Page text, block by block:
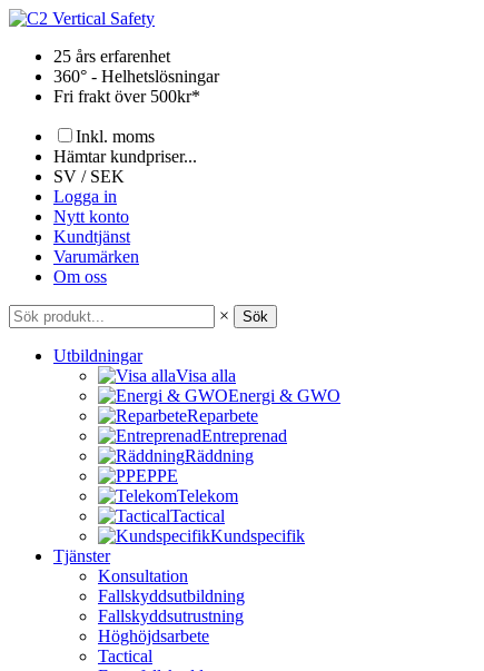
Hoppa
innehåll25 års erfarenhet
360° - Helhetslösningar
Fri frakt över 500kr*
Inkl. moms
Hämtar kundpriser...
SV / SEK
Logga in
Nytt konto
Kundtjänst
Varumärken
Om oss
× Sök
Utbildningar
Visa alla
Energi & GWO
Reparbete
Entreprenad
Räddning
PPE
Telekom
Tactical
Kundspecifik
Tjänster
Konsultation
Fallskyddsutbildning
Fallskyddsutrustning
Höghöjdsarbete
Tactical